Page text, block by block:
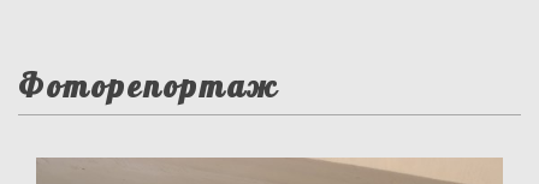
Фоторепортаж